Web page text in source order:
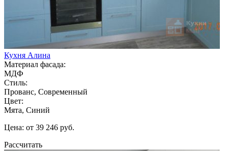
Кухня Алина
Материал фасада:
МДФ
Стиль:
Прованс, Современный
Цвет:
Мята, Синий
Цена: от 39 246 руб.
Рассчитать